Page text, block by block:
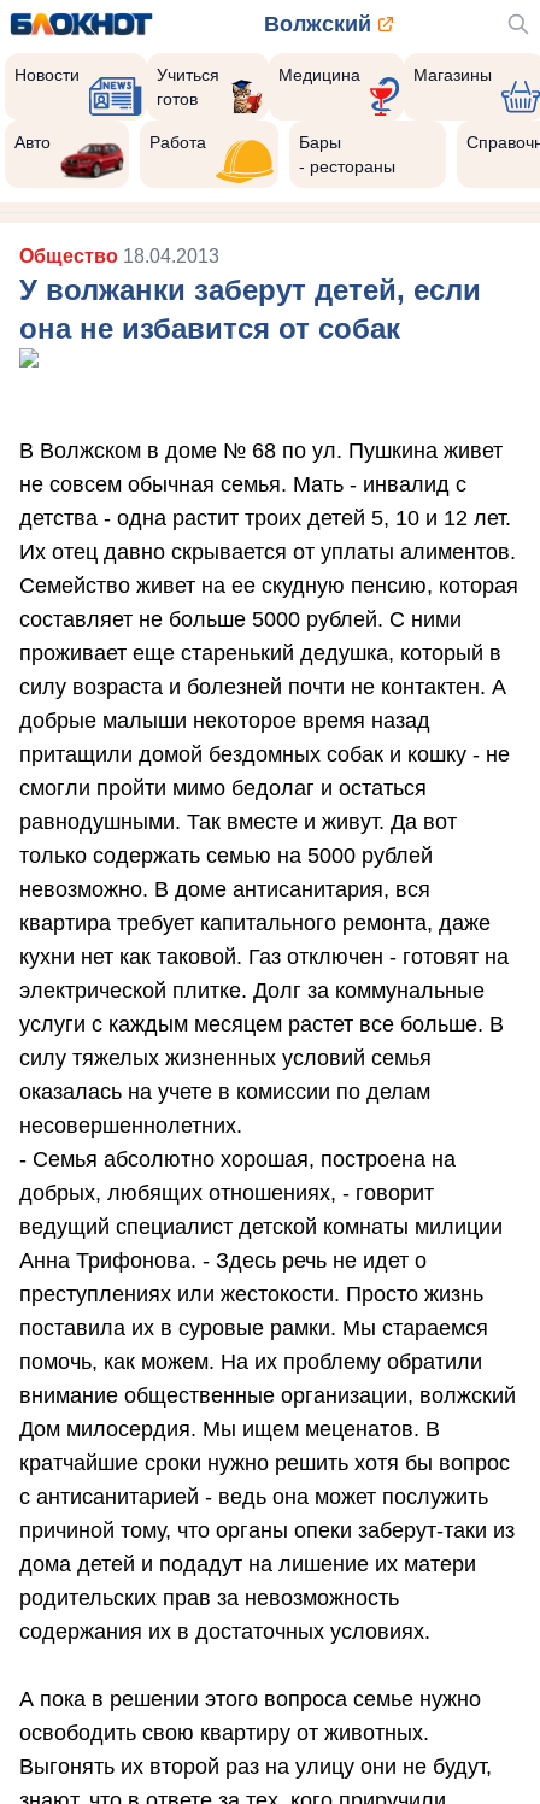
Волжский
Новости
Учиться
готов
Медицина Магазины
Авто Работа
Бары
- рестораны
Общество 18.04.2013
У волжанки заберут детей, если
она не избавится от собак
В Волжском в доме № 68 по ул. Пушкина живет
не совсем обычная семья. Мать - инвалид с
детства - одна растит троих детей 5, 10 и 12 лет.
Их отец давно скрывается от уплаты алиментов.
Семейство живет на ее скудную пенсию, которая
составляет не больше 5000 рублей. С ними
проживает еще старенький дедушка, который в
силу возраста и болезней почти не контактен. А
добрые малыши некоторое время назад
притащили домой бездомных собак и кошку - не
смогли пройти мимо бедолаг и остаться
равнодушными. Так вместе и живут. Да вот
только содержать семью на 5000 рублей
невозможно. В доме антисанитария, вся
квартира требует капитального ремонта, даже
кухни нет как таковой. Газ отключен - готовят на
электрической плитке. Долг за коммунальные
услуги с каждым месяцем растет все больше. В
силу тяжелых жизненных условий семья
оказалась на учете в комиссии по делам
несовершеннолетних.
- Семья абсолютно хорошая, построена на
добрых, любящих отношениях, - говорит
ведущий специалист детской комнаты милиции
Анна Трифонова. - Здесь речь не идет о
преступлениях или жестокости. Просто жизнь
поставила их в суровые рамки. Мы стараемся
помочь, как можем. На их проблему обратили
внимание общественные организации, волжский
Дом милосердия. Мы ищем меценатов. В
кратчайшие сроки нужно решить хотя бы вопрос
с антисанитарией - ведь она может послужить
причиной тому, что органы опеки заберут-таки из
дома детей и подадут на лишение их матери
родительских прав за невозможность
содержания их в достаточных условиях.
А пока в решении этого вопроса семье нужно
освободить свою квартиру от животных.
Выгонять их второй раз на улицу они не будут,